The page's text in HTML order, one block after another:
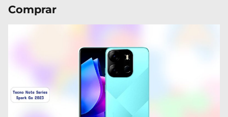
Comprar